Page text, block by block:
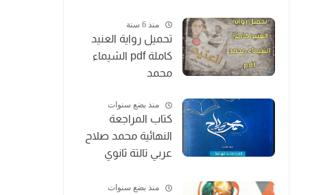
منذ 6 سنة
تحميل رواية العنيد
كاملة pdf الشيماء
محمد
منذ بضع سنوات
كتاب المراجعة
النهائية محمد صلاح
عربي تالتة ثانوي
منذ بضع سنوات